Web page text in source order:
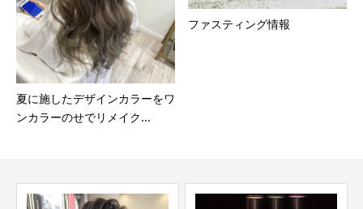
夏に施したデザインカラーをワ
ンカラーのせでリメイク...
ファスティング情報